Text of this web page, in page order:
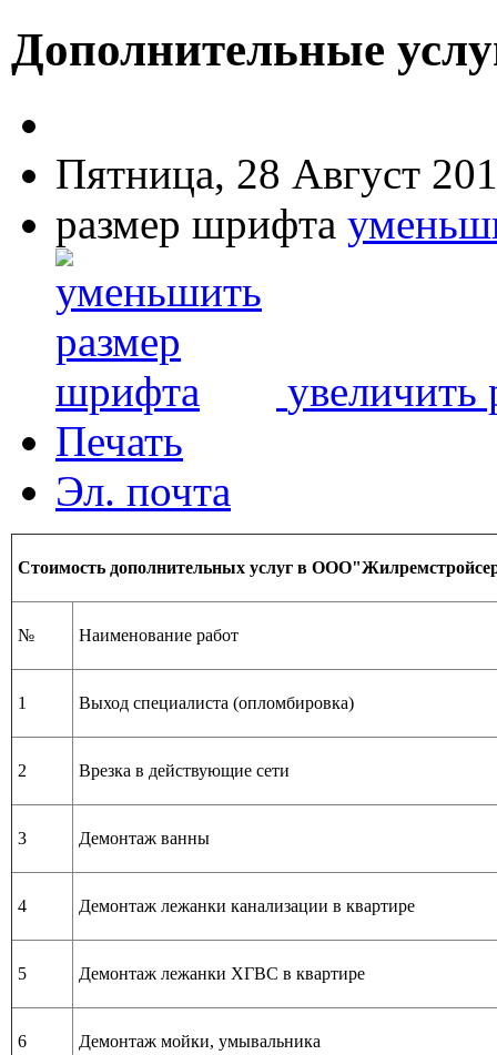
Дополнительные
Пятница, 28 Август
размер шрифта
Печать
Эл. почта
Стоимость дополнительных услуг в
№ Наименование работ
1 Выход специалиста (опломбировка)
2 Врезка в действующие сети
3 Демонтаж ванны
4 Демонтаж лежанки канализации в квартире
5 Демонтаж лежанки ХГВС в квартире
6 Демонтаж мойки, умывальника